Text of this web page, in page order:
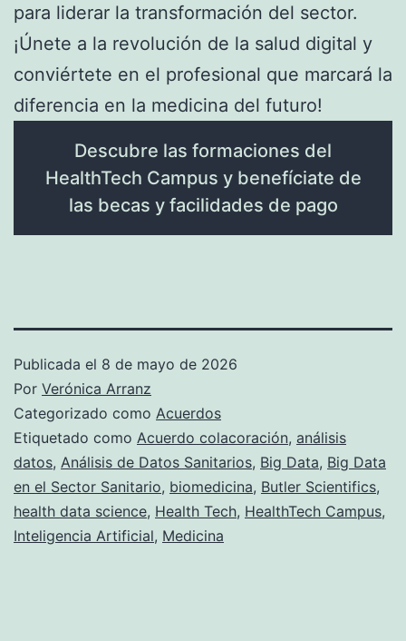
para liderar la transformación del sector.
¡Únete a la revolución de la salud digital y
conviértete en el profesional que marcará la
diferencia en la medicina del futuro!
Descubre las formaciones del
HealthTech Campus y benefíciate de
las becas y facilidades de pago
Publicada el 8 de mayo de 2026
Por Verónica Arranz
Categorizado como Acuerdos
Etiquetado como Acuerdo colacoración, análisis
datos, Análisis de Datos Sanitarios, Big Data, Big Data
en el Sector Sanitario, biomedicina, Butler Scientifics,
health data science, Health Tech, HealthTech Campus,
Inteligencia Artificial, Medicina